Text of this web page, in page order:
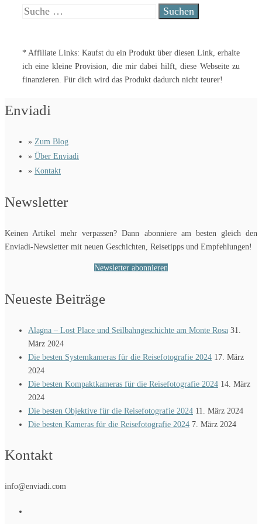
Suche
* Affiliate Links: Kaufst du ein Produkt über diesen Link, erhalte
ich eine kleine Provision, die mir dabei hilft, diese Webseite zu
finanzieren. Für dich wird das Produkt dadurch nicht teurer!
Enviadi
» Zum Blog
» Über Enviadi
» Kontakt
Newsletter
Keinen Artikel mehr verpassen? Dann abonniere am besten gleich den
Enviadi-Newsletter mit neuen Geschichten, Reisetipps und Empfehlungen!
Newsletter abonnieren
Neueste Beiträge
Alagna – Lost Place und Seilbahngeschichte am Monte Rosa 31.
März 2024
Die besten Systemkameras für die Reisefotografie 2024 17. März
2024
Die besten Kompaktkameras für die Reisefotografie 2024 14. März
2024
Die besten Objektive für die Reisefotografie 2024 11. März 2024
Die besten Kameras für die Reisefotografie 2024 7. März 2024
Kontakt
info@enviadi.com